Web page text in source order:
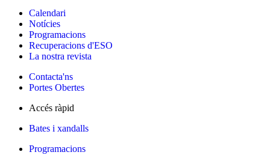
Calendari
Notícies
Programacions
Recuperacions d'ESO
La nostra revista
Contacta'ns
Portes Obertes
Accés ràpid
Bates i xandalls
Programacions